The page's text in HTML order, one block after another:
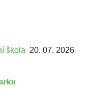
škola 20. 07. 2026